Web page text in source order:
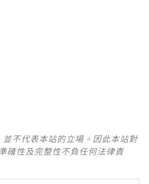
不代表本站的立場。因此本站對
確性及完整性不負任何法律責